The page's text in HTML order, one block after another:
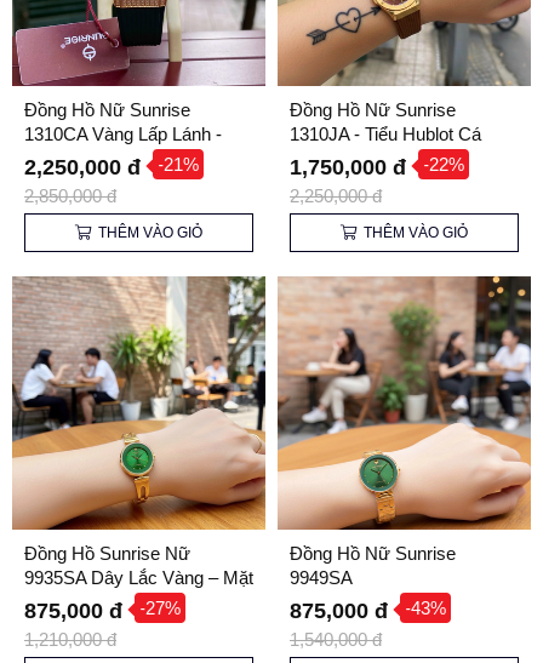
Đồng Hồ Nữ Sunrise
1310CA Vàng Lấp Lánh -
Kính Sapphire, Dây Cao Su,
Dễ Phối Đồ
2,250,000 đ -21%
2,850,000 đ
THÊM VÀO GIỎ
Đồng Hồ Nữ Sunrise
1310JA - Tiểu Hublot Cá
Tính
1,750,000 đ -22%
2,250,000 đ
THÊM VÀO GIỎ
Đồng Hồ Sunrise Nữ
9935SA Dây Lắc Vàng – Mặt
Xanh Emerald Quý Phái,
Kính Sapphire
875,000 đ -27%
1,210,000 đ
Đồng Hồ Nữ Sunrise
9949SA
875,000 đ -43%
1,540,000 đ